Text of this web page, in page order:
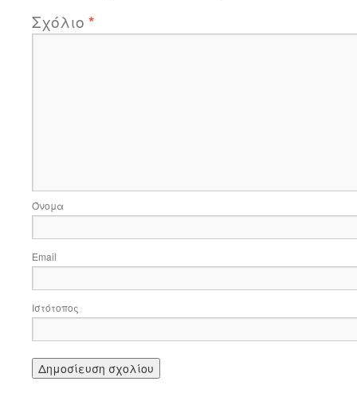
Σχόλιο *
Όνομα
Email
Ιστότοπος